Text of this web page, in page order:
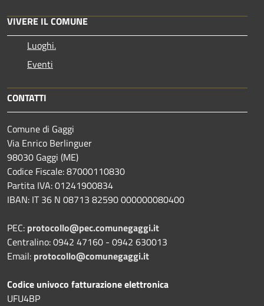
VIVERE IL COMUNE
Luoghi.
Eventi
CONTATTI
Comune di Gaggi
Via Enrico Berlinguer
98030 Gaggi (ME)
Codice Fiscale: 87000110830
Partita IVA: 01241900834
IBAN: IT 36 N 08713 82590 000000080400
PEC: protocollo@pec.comunegaggi.it
Centralino: 0942 47160 - 0942 630013
Email: protocollo@comunegaggi.it
Codice univoco fatturazione elettronica
UFU4BP